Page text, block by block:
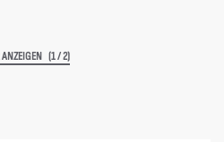
(1 / 2)